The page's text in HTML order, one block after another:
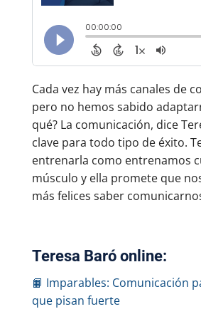
Cada vez hay más canales de
pero no hemos sabido
qué? La comunicación, dice
clave para todo tipo de éxito.
entrenarla como entrenamos
músculo y ella promete que
más felices saber
Teresa Baró online:
📙 Imparables: Comunicación
que pisan fuerte